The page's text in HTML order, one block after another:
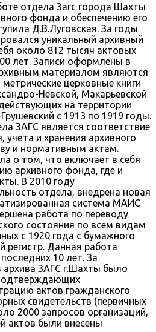
отдела Загс города Шахты
фонда и обеспечению его
Д.В.Луговская. За годы
уникальный архивный
около 812 тысяч актовых
лет. Записи оформлены в
материалом являются
церковные книги
Невской, Макарьевской
на территории
с 1913 по 1919 годы.
ЗАГС является соответствие
и хранения архивного
и нормативным актам.
о том, что включает в себя
архивного фонда, где и
В 2010 году
отдела, внедрена новая
система МАИС
работа по переводу
состояния по всем видам
с 1920 года с бумажного
регистр. Данная работа
10 лет. За
ЗАГС г.Шахты было
актов гражданского
свидетельств (первичных
2000 запросов организаций,
актов были внесены